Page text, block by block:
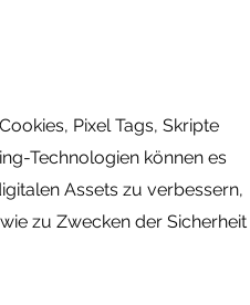
Pixel Tags, Skripte
Technologien können es
Assets zu verbessern,
zu Zwecken der Sicherheit